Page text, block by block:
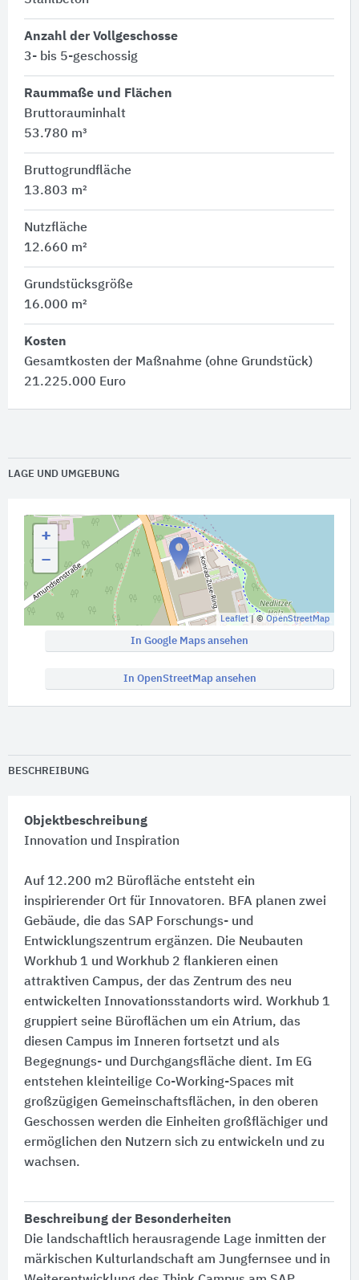
Anzahl der Vollgeschosse
3- bis 5-geschossig
Raummaße und Flächen
Bruttorauminhalt
53.780 m³
Bruttogrundfläche
13.803 m²
Nutzfläche
12.660 m²
Grundstücksgröße
16.000 m²
Kosten
Gesamtkosten der Maßnahme (ohne Grundstück)
21.225.000 Euro
LAGE UND UMGEBUNG
+
−
Leaflet| © OpenStreetMap
In Google Maps ansehen
In OpenStreetMap ansehen
BESCHREIBUNG
Objektbeschreibung
Innovation und Inspiration
Auf 12.200 m2 Bürofläche entsteht ein
inspirierender Ort für Innovatoren. BFA planen zwei
Gebäude, die das SAP Forschungs- und
Entwicklungszentrum ergänzen. Die Neubauten
Workhub 1 und Workhub 2 flankieren einen
attraktiven Campus, der das Zentrum des neu
entwickelten Innovationsstandorts wird. Workhub 1
gruppiert seine Büroflächen um ein Atrium, das
diesen Campus im Inneren fortsetzt und als
Begegnungs- und Durchgangsfläche dient. Im EG
entstehen kleinteilige Co-Working-Spaces mit
großzügigen Gemeinschaftsflächen, in den oberen
Geschossen werden die Einheiten großflächiger und
ermöglichen den Nutzern sich zu entwickeln und zu
wachsen.
Beschreibung der Besonderheiten
Die landschaftlich herausragende Lage inmitten der
märkischen Kulturlandschaft am Jungfernsee und in